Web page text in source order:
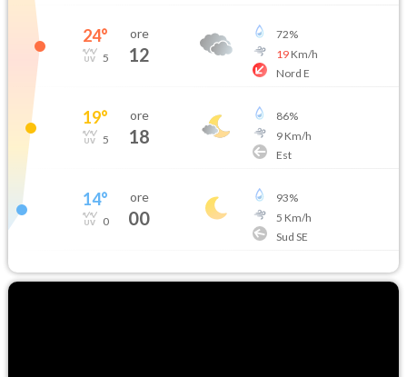
24°
5
ore
12
72%
19Km/h
Nord E
19°
5
ore
18
86%
9Km/h
Est
14°
0
ore
00
93%
5 Km/h
Sud SE